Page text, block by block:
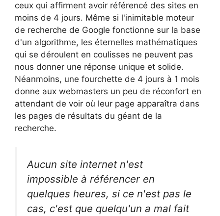
ceux qui affirment avoir référencé des sites en
moins de 4 jours. Même si l'inimitable moteur
de recherche de Google fonctionne sur la base
d'un algorithme, les éternelles mathématiques
qui se déroulent en coulisses ne peuvent pas
nous donner une réponse unique et solide.
Néanmoins, une fourchette de 4 jours à 1 mois
donne aux webmasters un peu de réconfort en
attendant de voir où leur page apparaîtra dans
les pages de résultats du géant de la
recherche.
Aucun site internet n'est
impossible à référencer en
quelques heures, si ce n'est pas le
cas, c'est que quelqu'un a mal fait